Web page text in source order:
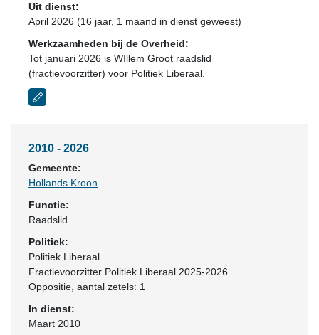
Uit dienst:
April 2026 (16 jaar, 1 maand in dienst geweest)
Werkzaamheden bij de Overheid:
Tot januari 2026 is WIllem Groot raadslid
(fractievoorzitter) voor Politiek Liberaal.
2010 - 2026
Gemeente:
Hollands Kroon
Functie:
Raadslid
Politiek:
Politiek Liberaal
Fractievoorzitter Politiek Liberaal 2025-2026
Oppositie , aantal zetels: 1
In dienst:
Maart 2010